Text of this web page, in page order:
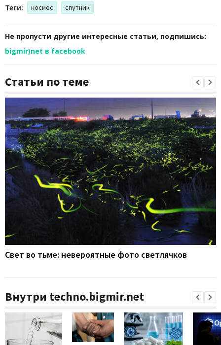
Теги: космос спутник
Не пропусти другие интересные статьи, подпишись:
bigmir)net в facebook
Статьи по теме
Свет во тьме: невероятные фото светлячков
Внутри techno.bigmir.net